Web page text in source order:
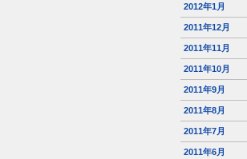
2012年1月
2011年12月
2011年11月
2011年10月
2011年9月
2011年8月
2011年7月
2011年6月